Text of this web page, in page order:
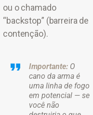
ou o chamado
“backstop” (barreira de
contenção).
Importante: O
cano da arma é
uma linha de fogo
em potencial — se
você não